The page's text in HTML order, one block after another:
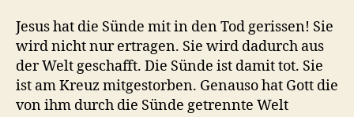
Jesus hat die Sünde mit in den Tod gerissen! Sie
wird nicht nur ertragen. Sie wird dadurch aus
der Welt geschafft. Die Sünde ist damit tot. Sie
ist am Kreuz mitgestorben. Genauso hat Gott die
von ihm durch die Sünde getrennte Welt